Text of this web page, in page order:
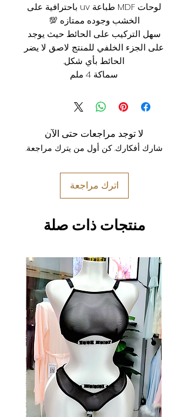
لوحات MDF طباعة uv باحترافية على
الخشب وجوده ممتازه 💯
سهل التركيب على الحائط حيث يوجد
على الجزء الخلفي للمنتج لاصق لا يضر
الحائط بأي شكل.
سماكة 4 ملم
لا توجد مراجعات حتى الآن
شارك أفكارك. كن أول من يترك مراجعة.
اترك مراجعة
منتجات ذات صلة